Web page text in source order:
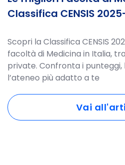
Classifica CENSIS
Scopri la Classifica CENSIS
facoltà di Medicina in Italia,
private. Confronta i
l’ateneo più adatto a te
Vai